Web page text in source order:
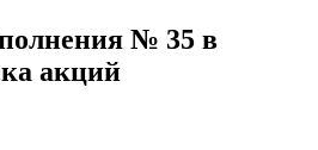
№ 35 в
акций